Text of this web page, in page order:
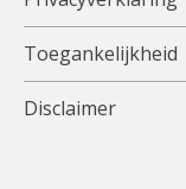
Toegankelijkheid
Disclaimer